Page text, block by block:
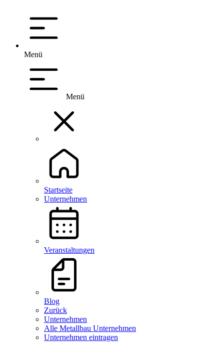
Menü
Menü
Startseite
Unternehmen
Veranstaltungen
Blog
Zurück
Unternehmen
Alle Metallbau Unternehmen
Unternehmen eintragen